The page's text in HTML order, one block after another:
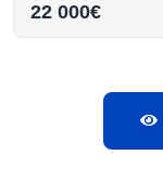
22 000€